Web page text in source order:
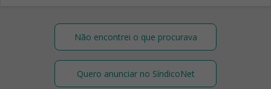
Não encontrei o que procurava
Quero anunciar no SíndicoNet